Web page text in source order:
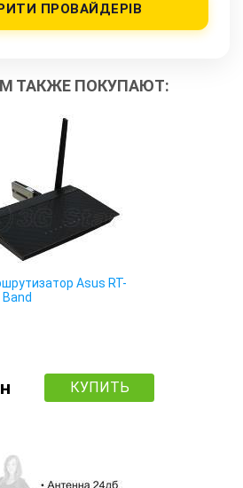
ПРОВАЙДЕРІВ
ТАКЖЕ ПОКУПАЮТ:
Asus RT-
Band
КУПИТЬ